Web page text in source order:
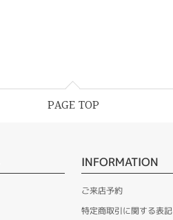
PAGE TOP
INFORMATION
ご来店予約
特定商取引に関する表記